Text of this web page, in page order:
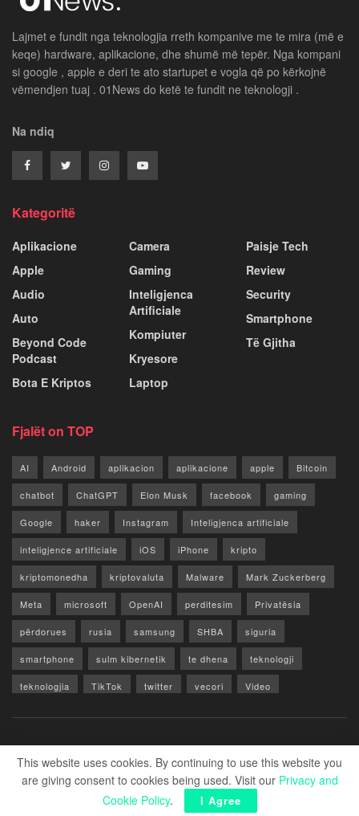
Lajmet e fundit nga teknologjia rreth kompanive me te mira (më e
keqe) hardware, aplikacione, dhe shumë më tepër. Nga kompani
si google , apple e deri te ato startupet e vogla që po kërkojnë
vëmendjen tuaj . 01News do ketë te fundit ne teknologji .
Na ndiq
Kategoritë
Aplikacione
Apple
Audio
Auto
Beyond Code
Podcast
Bota E Kriptos
Camera
Gaming
Inteligjenca
Artificiale
Kompiuter
Kryesore
Laptop
Paisje Tech
Review
Security
Smartphone
Të Gjitha
Fjalët on TOP
AI Android aplikacion aplikacione apple Bitcoin
chatbot ChatGPT Elon Musk facebook gaming
Google haker Instagram Inteligjenca artificiale
inteligjence artificiale iOS iPhone kripto
kriptomonedha kriptovaluta Malware Mark Zuckerberg
Meta microsoft OpenAI perditesim Privatësia
përdorues rusia samsung SHBA siguria
smartphone sulm kibernetik te dhena teknologji
teknologjia TikTok twitter vecori Video
© 2026 Zero1.al - Part of techzero1.com
This website uses cookies. By continuing to use this website you
are giving consent to cookies being used. Visit our Privacy and
Cookie Policy. I Agree